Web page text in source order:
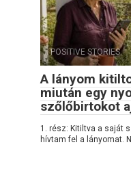
POSITIVE STORIES
A lányom
miután egy
szőlőbirtokot
1. rész: Kitiltva a saját
hívtam fel a lányomat.